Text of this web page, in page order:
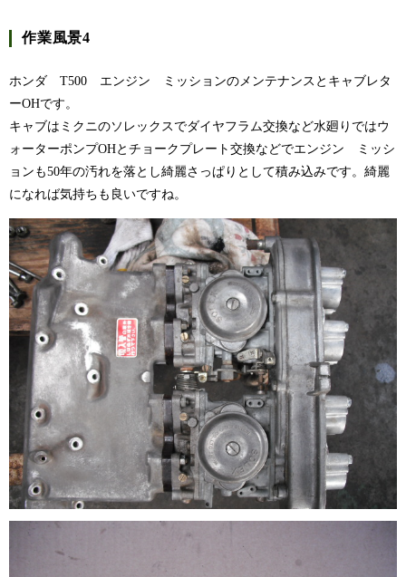
作業風景4
ホンダ T500 エンジン ミッションのメンテナンスとキャブレタ
ーOHです。
キャブはミクニのソレックスでダイヤフラム交換など水廻りではウ
ォーターポンプOHとチョークプレート交換などでエンジン ミッシ
ョンも50年の汚れを落とし綺麗さっぱりとして積み込みです。綺麗
になれば気持ちも良いですね。